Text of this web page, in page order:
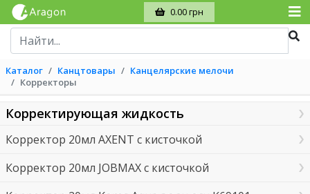
0.00 грн
Каталог Канцтовары
Канцелярские мелочи
Корректоры
Корректирующая жидкость
Корректор 20мл AXENT с кисточкой
Корректор 20мл JOBMAX с кисточкой